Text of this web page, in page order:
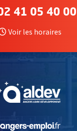
41 05 40 00
Voir les horaires